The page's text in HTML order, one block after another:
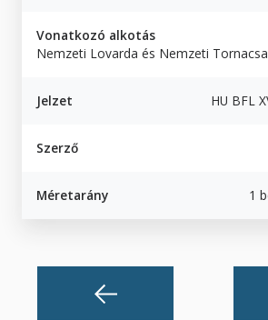
Vonatkozó alkotás
Nemzeti Lovarda és Nemzeti
Jelzet HU BFL
Szerző
Méretarány 1